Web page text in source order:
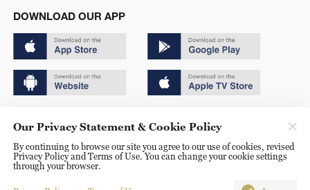
DOWNLOAD OUR APP
京ICP备20000184号
京公网安备 11010502050052号
Disinformation report hotline: 010-85061466
Our Privacy Statement & Cookie Policy
By continuing to browse our site you agree to our use of cookies, revised
Privacy Policy and Terms of Use. You can change your cookie settings
through your browser.